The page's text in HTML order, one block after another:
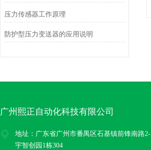
压力传感器工作原理
防护型压力变送器的应用说明
广州熙正自动化科技有限公司
地址：广东省广州市番禺区石基镇前锋南路
宇智创园1栋304